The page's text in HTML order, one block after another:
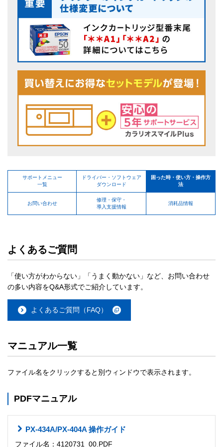
サポートメニュー
一覧
ドライバー・ソフトウェア
ダウンロード
困った時・使い方・操作方
法
お問い合わせ
修理・保守・
導入支援情報
消耗品情報
よくあるご質問
「使い方がわからない」「うまく動かない」など、お問い合わせ
の多い内容をQ&A形式でご紹介しています。
よくあるご質問（FAQ）
マニュアル一覧
ファイル名をクリックすると別ウィンドウで表示されます。
PDFマニュアル
PX-434A/PX-404A 操作ガイド
ファイル名：4120731_00.PDF